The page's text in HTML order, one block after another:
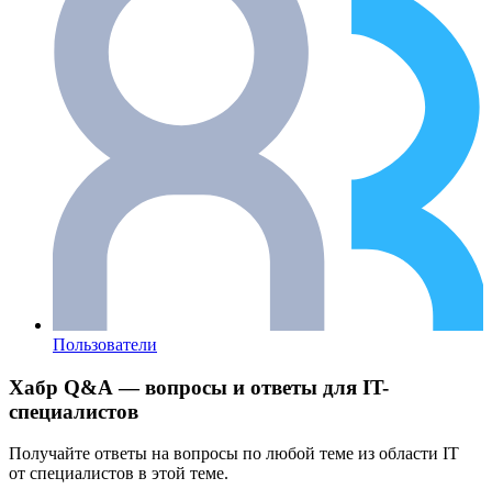
Пользователи
Хабр Q&A — вопросы и ответы для IT-
специалистов
Получайте ответы на вопросы по любой теме из области IT
от специалистов в этой теме.